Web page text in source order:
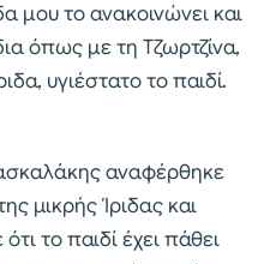
μου το ανακοινώνει και
όπως με τη Τζωρτζίνα,
υγιέστατο το παιδί.
αναφέρθηκε
μικρής Ίριδας και
το παιδί έχει πάθει